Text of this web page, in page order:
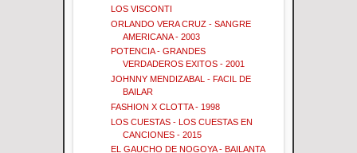
LOS VISCONTI
ORLANDO VERA CRUZ - SANGRE
AMERICANA - 2003
POTENCIA - GRANDES
VERDADEROS EXITOS - 2001
JOHNNY MENDIZABAL - FACIL DE
BAILAR
FASHION X CLOTTA - 1998
LOS CUESTAS - LOS CUESTAS EN
CANCIONES - 2015
EL GAUCHO DE NOGOYA - BAILANTA